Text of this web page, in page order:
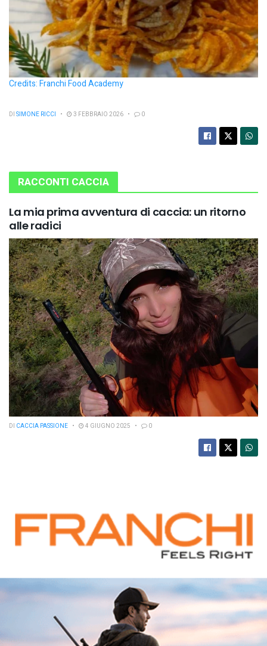
Credits: Franchi Food Academy
DI SIMONE RICCI 3 FEBBRAIO 2026 0
RACCONTI CACCIA
La mia prima avventura di caccia: un ritorno
alle radici
DI CACCIA PASSIONE 4 GIUGNO 2025 0